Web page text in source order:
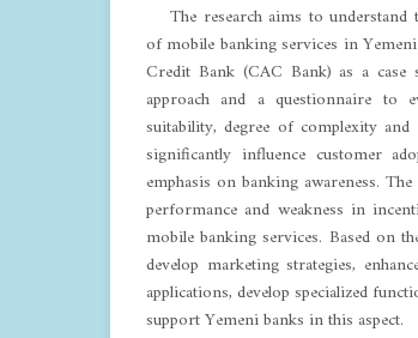
The research aims to
of mobile banking services in
Credit Bank (CAC Bank) as a case
approach and a questionnaire to
suitability, degree of complexity
significantly influence customer
emphasis on banking awareness.
performance and weakness in
mobile banking services. Based on
develop marketing strategies,
applications, develop specialized
support Yemeni banks in this aspect.